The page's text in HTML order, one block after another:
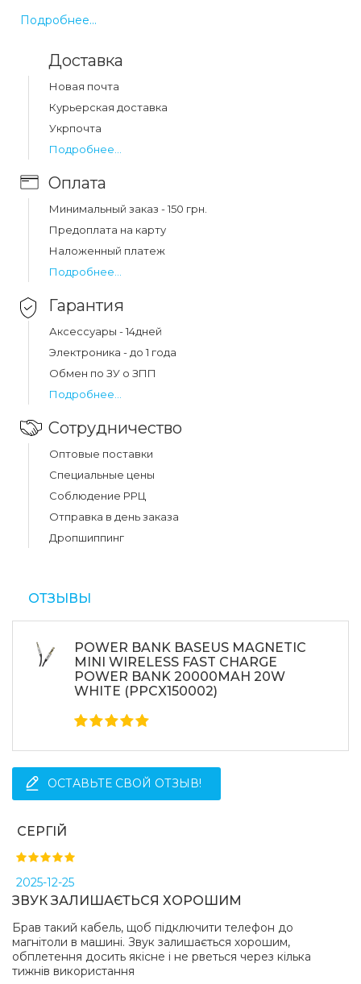
практичный, удобный, качественный и надежный
кабель с прочным наконечником, защищающим от
Какая цена на кабель baseus yiven aux cable
m30 1m silver+black (cam30-bs1)?
Цена на кабель baseus yiven aux cable m30 1m
silver+black (cam30-bs1) составляет 142 грн.
Подробнее...
Доставка
Новая почта
Курьерская доставка
Укрпочта
Подробнее...
Оплата
Минимальный заказ - 150 грн.
Предоплата на карту
Наложенный платеж
Подробнее...
Гарантия
Аксессуары - 14дней
Электроника - до 1 года
Обмен по ЗУ о ЗПП
Подробнее...
Сотрудничество
Оптовые поставки
Специальные цены
Соблюдение РРЦ
Отправка в день заказа
Дропшиппинг
ОТЗЫВЫ
POWER BANK BASEUS MAGNETIC
MINI WIRELESS FAST CHARGE
POWER BANK 20000MAH 20W
WHITE (PPCX150002)
ОСТАВЬТЕ СВОЙ ОТЗЫВ!
СЕРГІЙ
2025-12-25
ЗВУК ЗАЛИШАЄТЬСЯ ХОРОШИМ
Брав такий кабель, щоб підключити телефон до
магнітоли в машині. Звук залишається хорошим,
обплетення досить якісне і не рветься через кілька
тижнів використання